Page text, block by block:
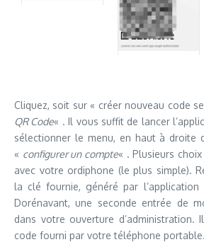
Cliquez, soit sur « créer nouveau code
QR Code« . Il vous suffit de lancer
sélectionner le menu, en haut à droite
« configurer un compte« . Plusieurs
avec votre ordiphone (le plus simple).
la clé fournie, généré par
Dorénavant, une seconde entrée de
dans votre ouverture d’administration.
code fourni par votre téléphone portable.